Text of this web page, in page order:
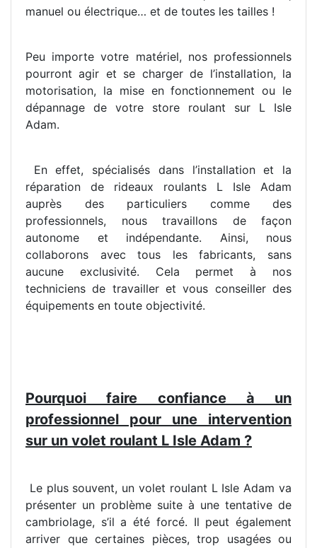
manuel ou électrique… et de toutes les tailles !
Peu importe votre matériel, nos professionnels
pourront agir et se charger de l’installation, la
motorisation, la mise en fonctionnement ou le
dépannage de votre store roulant sur L Isle
Adam.
En effet, spécialisés dans l’installation et la
réparation de rideaux roulants L Isle Adam
auprès des particuliers comme des
professionnels, nous travaillons de façon
autonome et indépendante. Ainsi, nous
collaborons avec tous les fabricants, sans
aucune exclusivité. Cela permet à nos
techniciens de travailler et vous conseiller des
équipements en toute objectivité.
Pourquoi faire confiance à un
professionnel pour une intervention
sur un volet roulant L Isle Adam ?
Le plus souvent, un volet roulant L Isle Adam va
présenter un problème suite à une tentative de
cambriolage, s’il a été forcé. Il peut également
arriver que certaines pièces, trop usagées ou